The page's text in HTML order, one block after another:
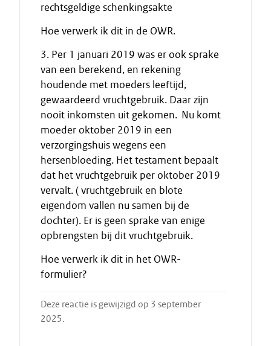
rechtsgeldige schenkingsakte
Hoe verwerk ik dit in de OWR.
3. Per 1 januari 2019 was er ook sprake
van een berekend, en rekening
houdende met moeders leeftijd,
gewaardeerd vruchtgebruik. Daar zijn
nooit inkomsten uit gekomen. Nu komt
moeder oktober 2019 in een
verzorgingshuis wegens een
hersenbloeding. Het testament bepaalt
dat het vruchtgebruik per oktober 2019
vervalt. ( vruchtgebruik en blote
eigendom vallen nu samen bij de
dochter). Er is geen sprake van enige
opbrengsten bij dit vruchtgebruik.
Hoe verwerk ik dit in het OWR-
formulier?
Deze reactie is gewijzigd op 3 september
2025.